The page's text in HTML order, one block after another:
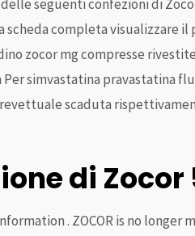
seguenti confezioni di
completa visualizzare il
zocor mg compresse
simvastatina pravastatina
scaduta
di Zocor
. ZOCOR is no longer